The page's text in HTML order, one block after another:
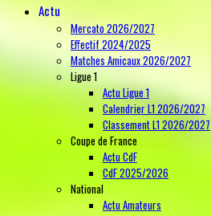
Actu
Mercato 2026/2027
Effectif 2024/2025
Matches Amicaux 2026/2027
Ligue 1
Actu Ligue 1
Calendrier L1 2026/2027
Classement L1 2026/2027
Coupe de France
Actu CdF
CdF 2025/2026
National
Actu Amateurs